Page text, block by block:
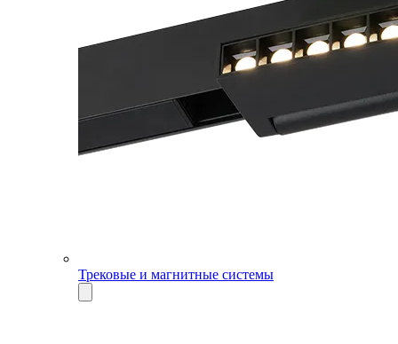
Трековые и магнитные системы